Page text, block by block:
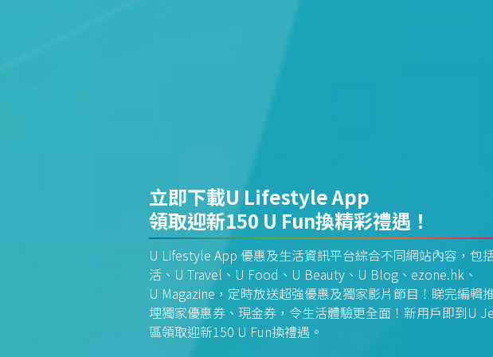
立即下載U Lifestyle App
領取迎新150 U Fun換精彩禮遇！
U Lifestyle App 優惠及生活資訊平台綜合不同網站內容，包
活、U Travel、U Food、U Beauty、U Blog、ezone.hk、
U Magazine，定時放送超強優惠及獨家影片節目！睇完編輯
埋獨家優惠券、現金券，令生活體驗更全面！新用戶即到U
區領取迎新150 U Fun換禮遇。